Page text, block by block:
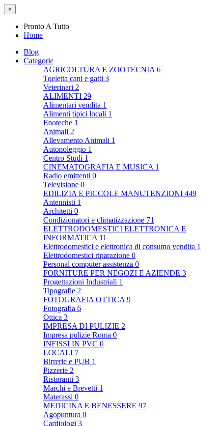
×
Pronto A Tutto
Home
Blog
Categorie
AGRICOLTURA E ZOOTECNIA 6
Toeletta cani e gatti 3
Veterinari 2
ALIMENTI 29
Alimentari vendita 1
Alimenti tipici locali 1
Enoteche 1
Animali 2
Allevamento Animali 1
Autonoleggio 1
Centro Studi 1
CINEMATOGRAFIA E MUSICA 1
Radio emittenti 0
Televisione 0
EDILIZIA E PICCOLE MANUTENZIONI 449
Antennisti 1
Architetti 0
Condizionatori e climatizzazione 71
ELETTRODOMESTICI ELETTRONICA E
INFORMATICA 11
Elettrodomestici e elettronica di consumo vendita 1
Elettrodomestici riparazione 0
Personal computer assistenza 0
FORNITURE PER NEGOZI E AZIENDE 3
Progettazioni Industriali 1
Tipografie 2
FOTOGRAFIA OTTICA 9
Fotografia 6
Ottica 3
IMPRESA DI PULIZIE 2
Impresa pulizie Roma 0
INFISSI IN PVC 0
LOCALI 7
Birrerie e PUB 1
Pizzerie 2
Ristoranti 3
Marchi e Brevetti 1
Materassi 0
MEDICINA E BENESSERE 97
Agopuntura 0
Cardiologi 3